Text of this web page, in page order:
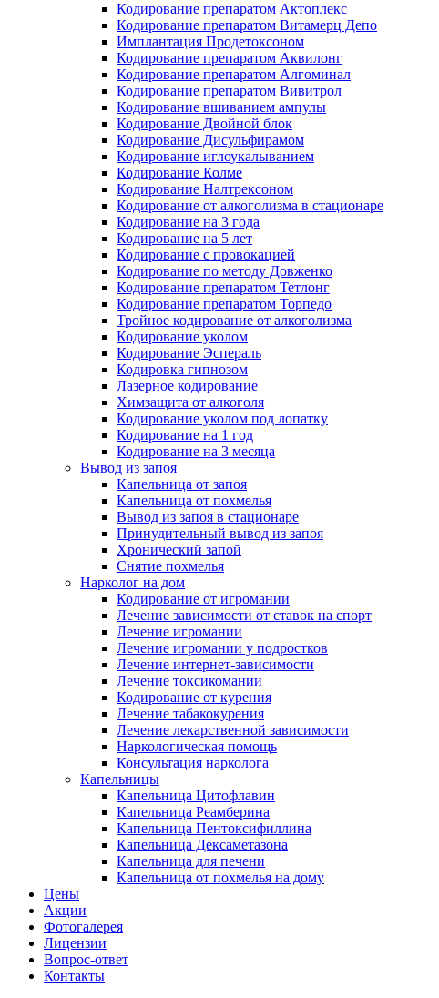
Кодирование препаратом Актоплекс
Кодирование препаратом Витамерц Депо
Имплантация Продетоксоном
Кодирование препаратом Аквилонг
Кодирование препаратом Алгоминал
Кодирование препаратом Вивитрол
Кодирование вшиванием ампулы
Кодирование Двойной блок
Кодирование Дисульфирамом
Кодирование иглоукалыванием
Кодирование Колме
Кодирование Налтрексоном
Кодирование от алкоголизма в стационаре
Кодирование на 3 года
Кодирование на 5 лет
Кодирование с провокацией
Кодирование по методу Довженко
Кодирование препаратом Тетлонг
Кодирование препаратом Торпедо
Тройное кодирование от алкоголизма
Кодирование уколом
Кодирование Эспераль
Кодировка гипнозом
Лазерное кодирование
Химзащита от алкоголя
Кодирование уколом под лопатку
Кодирование на 1 год
Кодирование на 3 месяца
Вывод из запоя
Капельница от запоя
Капельница от похмелья
Вывод из запоя в стационаре
Принудительный вывод из запоя
Хронический запой
Снятие похмелья
Нарколог на дом
Кодирование от игромании
Лечение зависимости от ставок на спорт
Лечение игромании
Лечение игромании у подростков
Лечение интернет-зависимости
Лечение токсикомании
Кодирование от курения
Лечение табакокурения
Лечение лекарственной зависимости
Наркологическая помощь
Консультация нарколога
Капельницы
Капельница Цитофлавин
Капельница Реамберина
Капельница Пентоксифиллина
Капельница Дексаметазона
Капельница для печени
Капельница от похмелья на дому
Цены
Акции
Фотогалерея
Лицензии
Вопрос-ответ
Контакты